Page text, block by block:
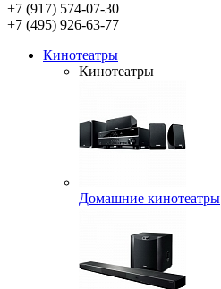
+7 (917) 574-07-30
+7 (495) 926-63-77
Кинотеатры
Кинотеатры
Домашние кинотеатры